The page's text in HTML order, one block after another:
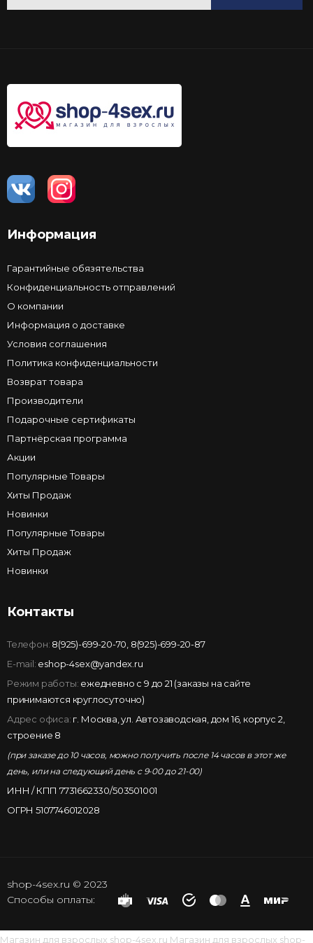
Информация
Гарантийные обязятельства
Конфиденциальность отправлений
О компании
Информация о доставке
Условия соглашения
Политика конфиденциальности
Возврат товара
Производители
Подарочные сертификаты
Партнёрская программа
Акции
Популярные Товары
Хиты Продаж
Новинки
Популярные Товары
Хиты Продаж
Новинки
Контакты
Телефон: 8(925)-699-20-70 8(925)-699-20-87
E-mail: eshop-4sex@yandex.ru
Режим работы: ежедневно с 9 до 21 (заказы на сайте
принимаются круглосуточно)
Адрес офиса: г. Москва, ул. Автозаводская, дом 16, корпус 2,
строение 8
(при заказе до 10 часов, можно получить после 14 часов в этот же
день, или на следующий день с 9-00 до 21-00)
ИНН / КПП 7731662330/503501001
ОГРН 5107746012028
shop-4sex.ru © 2023
Способы оплаты:
Магазин для взрослых shop-4sex.ru Магазин для взрослых shop-